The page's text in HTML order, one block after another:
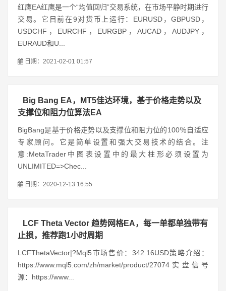
红鹰EA红鹰是一个“均值回归”交易系统，在市场平静时期进行
交易。它目前在9对货币上运行：EURUSD，GBPUSD，
USDCHF，EURCHF，EURGBP，AUCAD，AUDJPY，
EURAUD和U...
日期：2021-02-01 01:57
Big Bang EA，MT5佳达环境，基于价格走势以及
支撑位和阻力位算法EA
BigBang是基于价格走势以及支撑位和阻力位的100％自适应
专家顾问。它是简单设置和强大交易技术的结合。注
意:MetaTrader中图表设置中的最大柱形必须设置为
UNLIMITED=>Chec...
日期：2020-12-13 16:55
LCF Theta Vector 趋势网格EA，每一单都单独带有
止损，推荐跑1小时周期
LCFThetaVector|?Mql5市场售价：342.16USD策略介绍：
https://www.mql5.com/zh/market/product/27074实盘信号
源：https://www...